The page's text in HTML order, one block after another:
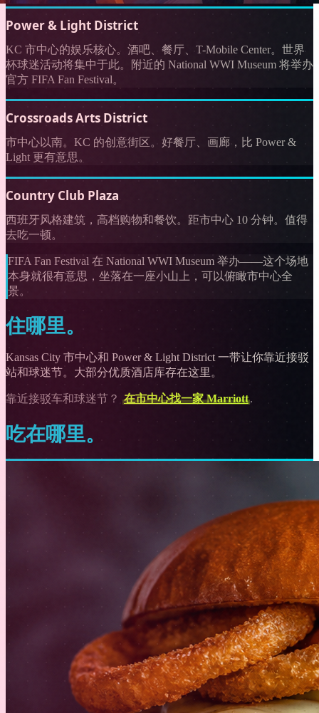
Power & Light District
KC 市中心的娱乐核心。酒吧、餐厅、T-Mobile Center。世界
杯球迷活动将集中于此。附近的 National WWI Museum 将举办
官方 FIFA Fan Festival。
Crossroads Arts District
市中心以南。KC 的创意街区。好餐厅、画廊，比 Power &
Light 更有意思。
Country Club Plaza
西班牙风格建筑，高档购物和餐饮。距市中心 10 分钟。值得
去吃一顿。
FIFA Fan Festival 在 National WWI Museum 举办——这个场地
本身就很有意思，坐落在一座小山上，可以俯瞰市中心全
景。
住哪里。
Kansas City 市中心和 Power & Light District 一带让你靠近接驳
站和球迷节。大部分优质酒店库存在这里。
靠近接驳车和球迷节？ 在市中心找一家 Marriott.
吃在哪里。